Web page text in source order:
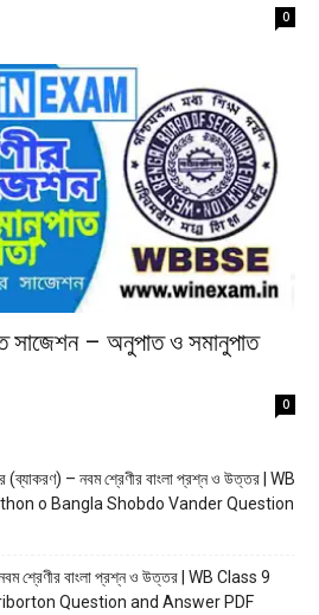
0
সাজেশন – অনুপাত ও সমানুপাত
0
(ব্যাকরণ) – নবম শ্রেণীর বাংলা প্রশ্ন ও উত্তর | WB
o Bangla Shobdo Vander Question
নবম শ্রেণীর বাংলা প্রশ্ন ও উত্তর | WB Class 9
Question and Answer PDF